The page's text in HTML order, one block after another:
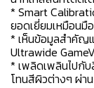
* Smart
ยอดเยี่ยมเหมือน
* เห็นข้อมูลสำคัญ
Ultrawide
* เพลิดเพลินไปกับ
โทนสีผิวต่างๆ ผ่า